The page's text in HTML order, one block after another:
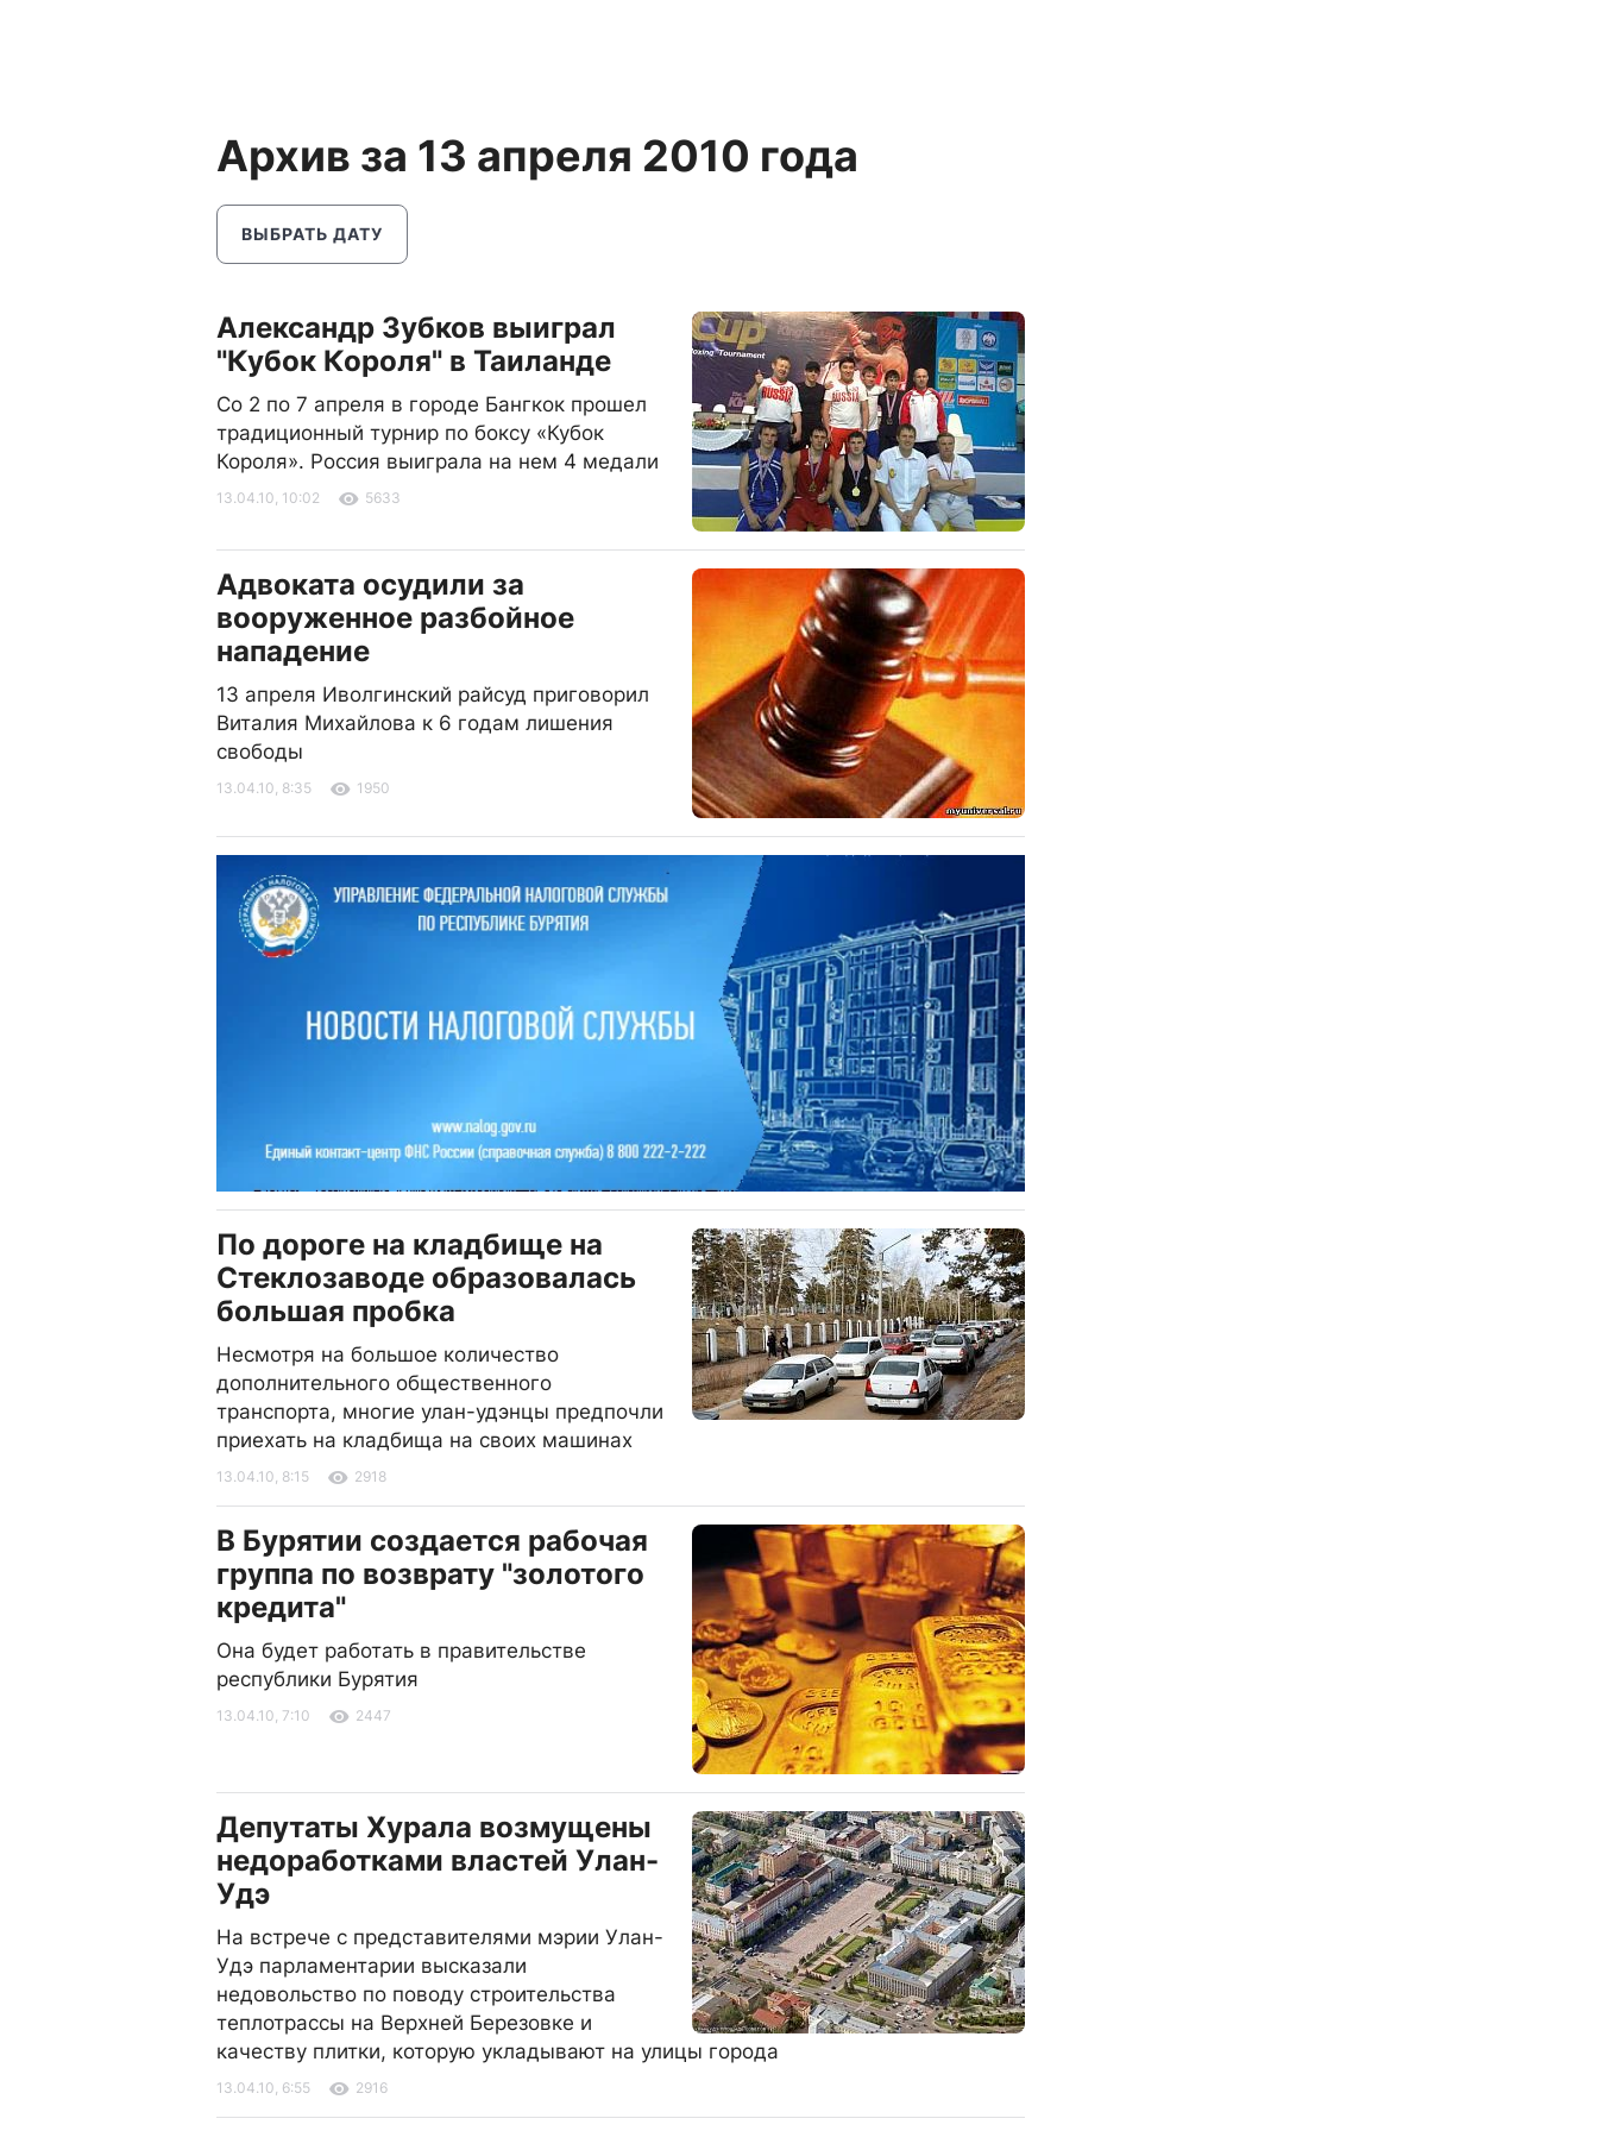
Архив за 13 апреля 2010 года
ВЫБРАТЬ ДАТУ
Александр Зубков выиграл
"Кубок Короля" в Таиланде
Со 2 по 7 апреля в городе Бангкок прошел
традиционный турнир по боксу «Кубок
Короля». Россия выиграла на нем 4 медали
13.04.10, 10:02 5633
Адвоката осудили за
вооруженное разбойное
нападение
13 апреля Иволгинский райсуд приговорил
Виталия Михайлова к 6 годам лишения
свободы
13.04.10, 8:35 1950
По дороге на кладбище на
Стеклозаводе образовалась
большая пробка
Несмотря на большое количество
дополнительного общественного
транспорта, многие улан-удэнцы предпочли
приехать на кладбища на своих машинах
13.04.10, 8:15 2918
В Бурятии создается рабочая
группа по возврату "золотого
кредита"
Она будет работать в правительстве
республики Бурятия
13.04.10, 7:10 2447
Депутаты Хурала возмущены
недоработками властей Улан-
Удэ
На встрече с представителями мэрии Улан-
Удэ парламентарии высказали
недовольство по поводу строительства
теплотрассы на Верхней Березовке и
качеству плитки, которую укладывают на улицы города
13.04.10, 6:55 2916